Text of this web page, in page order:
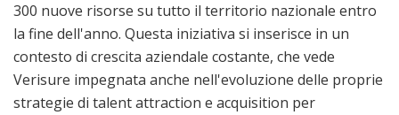
300 nuove risorse su tutto il territorio nazionale entro
la fine dell'anno. Questa iniziativa si inserisce in un
contesto di crescita aziendale costante, che vede
Verisure impegnata anche nell'evoluzione delle proprie
strategie di talent attraction e acquisition per